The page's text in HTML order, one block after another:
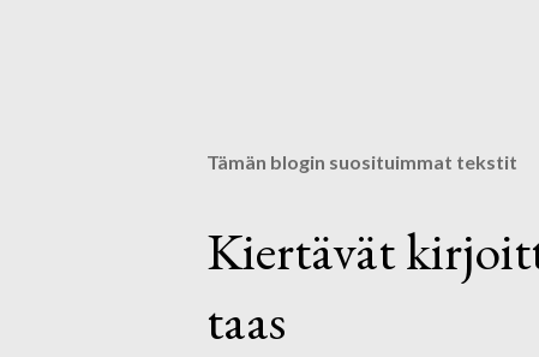
Tämän blogin suosituimmat tekstit
Kiertävät
taas